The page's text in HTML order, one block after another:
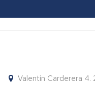
Valentin Carderera 4.